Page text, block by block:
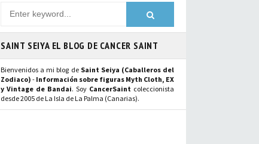
SAINT SEIYA EL BLOG DE CANCER SAINT
Bienvenidos a mi blog de Saint Seiya (Caballeros del
Zodiaco) - Información sobre figuras Myth Cloth, EX
y Vintage de Bandai. Soy CancerSaint coleccionista
desde 2005 de La Isla de La Palma (Canarias).